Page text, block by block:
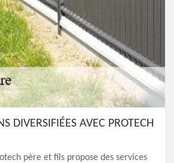
DIVERSIFIÉES AVEC PROTECH
père et fils propose des services